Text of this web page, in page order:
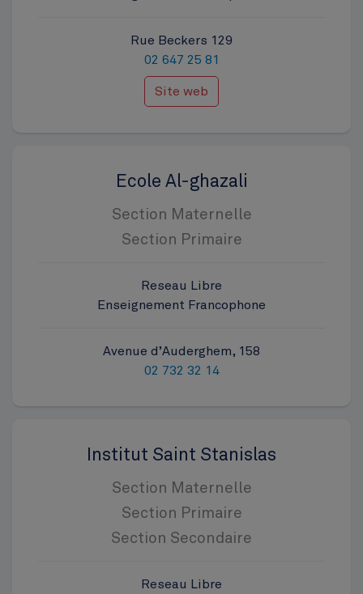
Rue Beckers 129
02 647 25 81
Site web
Ecole Al-ghazali
Section Maternelle
Section Primaire
Reseau Libre
Enseignement Francophone
Avenue d’Auderghem, 158
02 732 32 14
Institut Saint Stanislas
Section Maternelle
Section Primaire
Section Secondaire
Reseau Libre